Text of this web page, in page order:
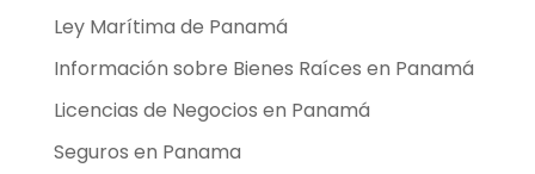
Ley Marítima de Panamá
Información sobre Bienes Raíces en Panamá
Licencias de Negocios en Panamá
Seguros en Panama